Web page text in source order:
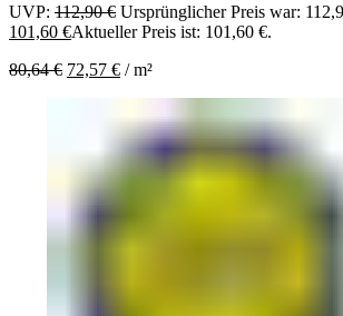
UVP: 112,90€ Ursprünglicher Preis war:
101,60 €Aktueller Preis ist: 101,60 €.
80,64€ 72,57 € /m²